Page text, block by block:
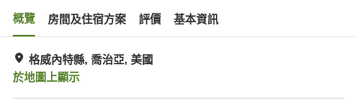
概覽 房間及住宿方案 評價 基本資訊
格威內特縣, 喬治亞, 美國
於地圖上顯示